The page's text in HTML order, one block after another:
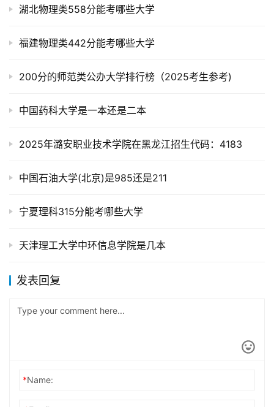
湖北物理类558分能考哪些大学
福建物理类442分能考哪些大学
200分的师范类公办大学排行榜（2025考生参考)
中国药科大学是一本还是二本
2025年潞安职业技术学院在黑龙江招生代码：4183
中国石油大学(北京)是985还是211
宁夏理科315分能考哪些大学
天津理工大学中环信息学院是几本
发表回复
*Name: